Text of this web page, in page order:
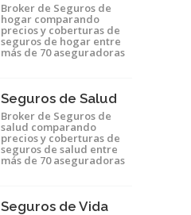
Broker de Seguros de
hogar comparando
precios y coberturas de
seguros de hogar entre
más de 70 aseguradoras
Seguros de Salud
Broker de Seguros de
salud comparando
precios y coberturas de
seguros de salud entre
más de 70 aseguradoras
Seguros de Vida